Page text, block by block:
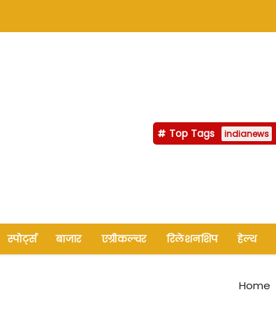
Top Tags indianews
स्पोर्ट्स बाजार एग्रीकल्चर रिलेशनशिप हेल्थ
Home